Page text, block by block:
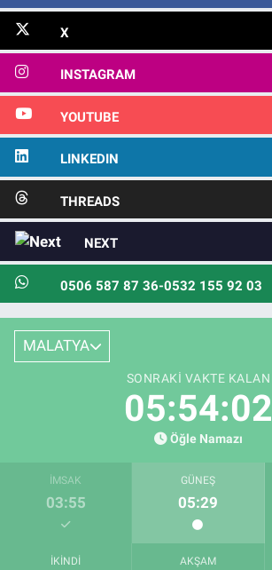
X
INSTAGRAM
YOUTUBE
LINKEDIN
THREADS
NEXT
0506 587 87 36-0532 155 92 03
MALATYA
SONRAKI VAKTE KALAN
05:54:00
Öğle Namazı
İMSAK
03:55
GÜNEŞ
05:29
İKINDI AKŞAM